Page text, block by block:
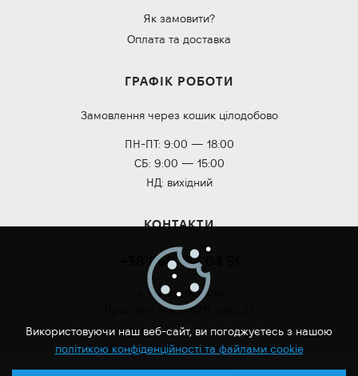
Як замовити?
Оплата та доставка
ГРАФІК РОБОТИ
Замовлення через кошик цілодобово
ПН-ПТ: 9:00 — 18:00
СБ: 9:00 — 15:00
НД: вихідний
КОНТАКТИ
+38 068 184 04 51
м. Хмельницький
Проспект Миру 42/1, офіс 27
Roilan.com.ua © 2026
Використовуючи наш веб-сайт, ви погоджуєтесь з нашою
політикою конфіденційності та файлами cookie